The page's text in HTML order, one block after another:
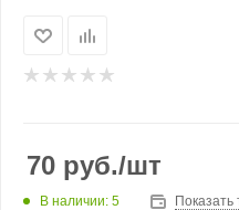
70 руб./шт
В наличии: 5 Показать